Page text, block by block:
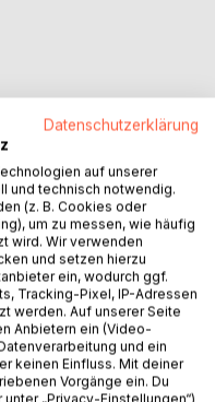
Taschenbuch:
Datenschutzerklärung
auf unserer
und technisch notwendig.
(z. B. Cookies oder
um zu messen, wie häufig
wird. Wir verwenden
und setzen hierzu
ein, wodurch ggf.
Tracking-Pixel, IP-Adressen
werden. Auf unserer Seite
Anbietern ein (Video-
und ein
keinen Einfluss. Mit deiner
Vorgänge ein. Du
„Privacy-Einstellungen“)